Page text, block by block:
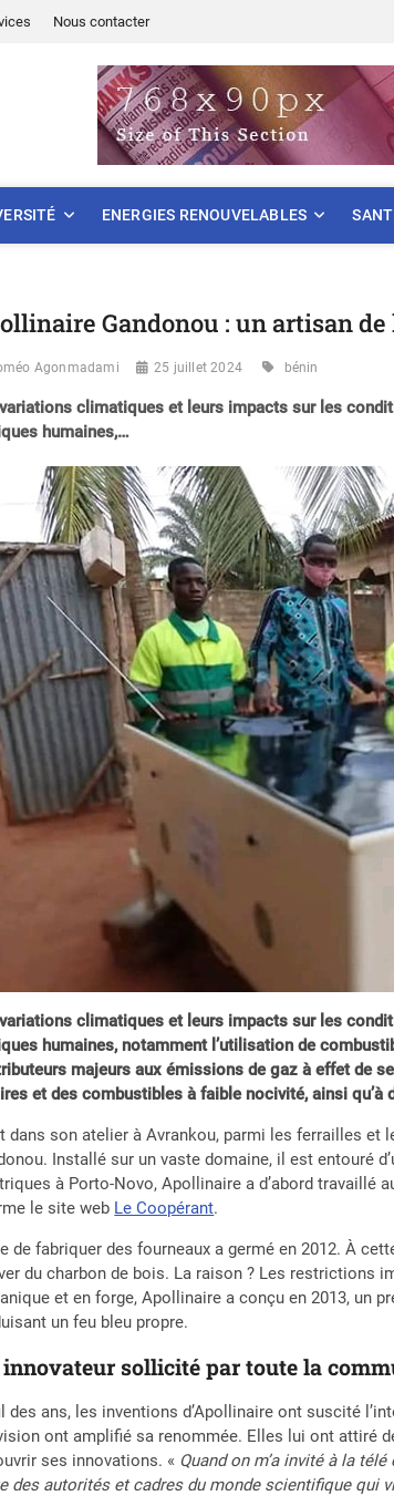
Nous contacter
ENERGIES RENOUVELABLES
Gandonou : un artisan
Agonmadami 25 juillet 2024 bénin
climatiques et leurs impacts sur les
humaines,…
climatiques et leurs impacts sur les
humaines, notamment l’utilisation de
majeurs aux émissions de gaz à effet de
et des combustibles à faible nocivité, ainsi
dans son atelier à Avrankou, parmi les ferrailles
Installé sur un vaste domaine, il est entouré
à Porto-Novo, Apollinaire a d’abord travaillé
le site web Le Coopérant.
de fabriquer des fourneaux a germé en 2012. À
du charbon de bois. La raison ? Les restrictions
et en forge, Apollinaire a conçu en 2013, un
un feu bleu propre.
sollicité par toute la
des ans, les inventions d’Apollinaire ont suscité
ont amplifié sa renommée. Elles lui ont attiré
ses innovations. « Quand on m’a invité à la
des autorités et cadres du monde scientifique qui